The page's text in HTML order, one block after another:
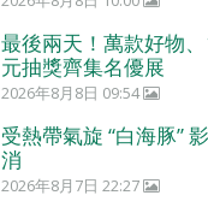
最後兩天！萬款好物
元抽獎齊集名優展
2026年8月8日 09:54
受熱帶氣旋 “白海豚”
消
2026年8月7日 22:27